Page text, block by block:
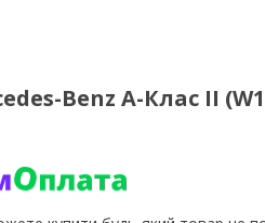
Benz A-Клас II